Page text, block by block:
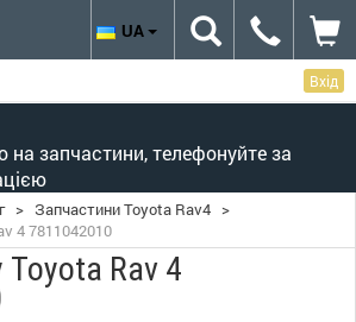
Вхід
запчастини, телефонуйте за
UA
> Запчастини Toyota Rav4 >
4 7811042010
Toyota Rav 4